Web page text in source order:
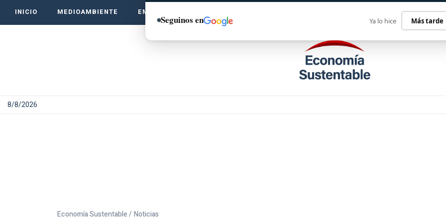
INICIO MEDIOAMBIENTE EMPRENDE VERDE
8/8/2026
Economía Sustentable / Noticias
Seguinos en Ya lo hice Más tarde